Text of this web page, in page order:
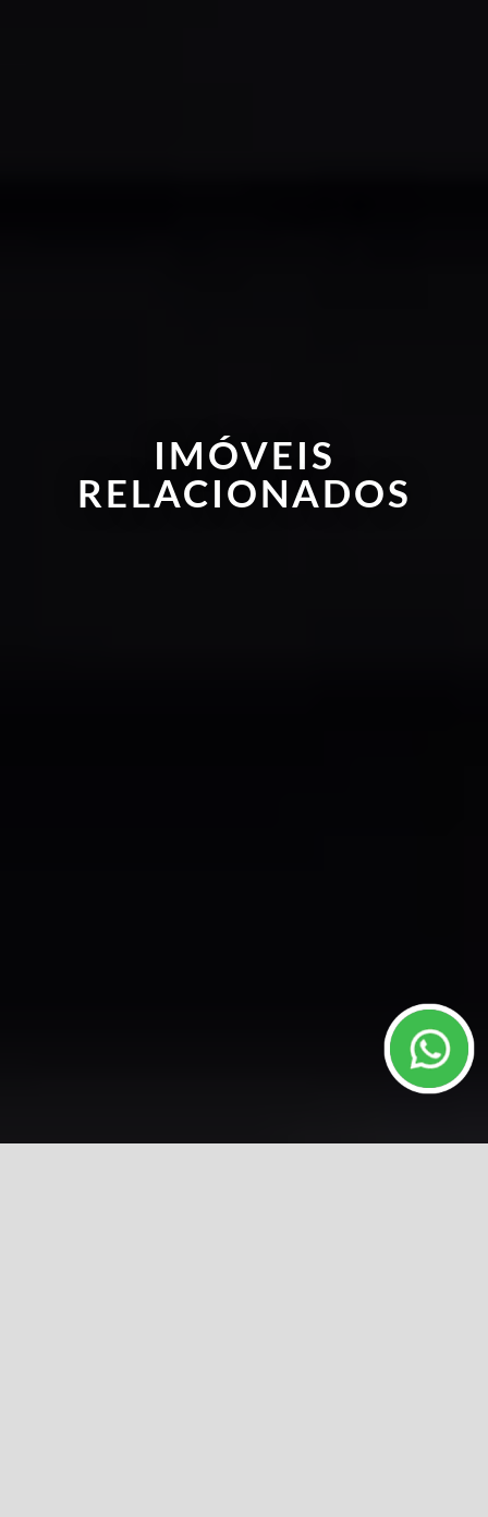
IMÓVEIS
RELACIONADOS